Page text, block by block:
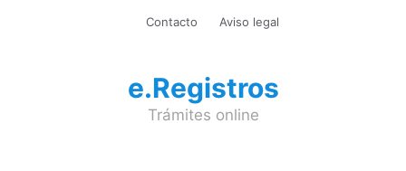
Contacto Aviso legal
e.Registros
Trámites online